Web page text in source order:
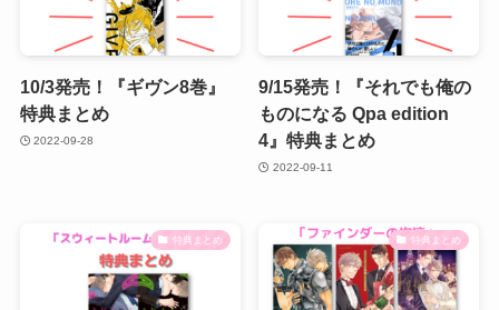
10/3発売！『ギヴン8巻』
特典まとめ
2022-09-28
9/15発売！『それでも俺の
ものになる Qpa edition
4』特典まとめ
2022-09-11
特典まとめ 特典まとめ